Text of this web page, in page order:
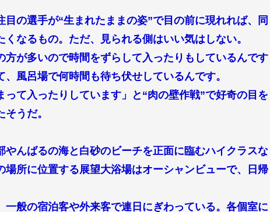
の選手が“生まれたままの姿”で目の前に現れれば、同
なるもの。ただ、見られる側はいい気はしない。
方が多いので時間をずらして入ったりもしているんです
風呂場で何時間も待ち伏せしているんです。
て入ったりしています」と“肉の壁作戦”で好奇の目を
うだ。
やんばるの海と白砂のビーチを正面に臨むハイクラスな
場所に位置する展望大浴場はオーシャンビューで、日帰
一般の宿泊客や外来客で連日にぎわっている。各個室に